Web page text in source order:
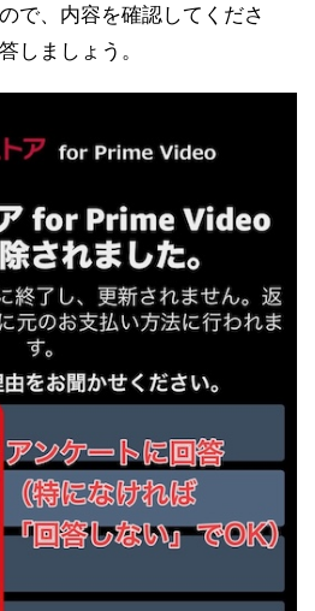
で、内容を確認してくださ
しましょう。